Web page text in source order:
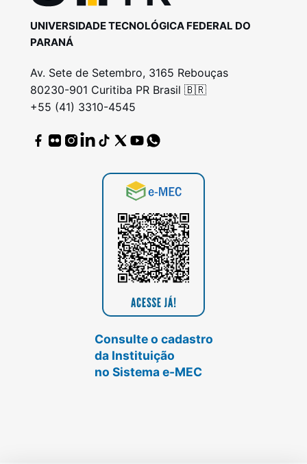
UNIVERSIDADE TECNOLÓGICA FEDERAL DO
PARANÁ
Av. Sete de Setembro, 3165 Rebouças
80230-901 Curitiba PR Brasil 🇧🇷
+55 (41) 3310-4545
Consulte o cadastro
da Instituição
no Sistema e-MEC